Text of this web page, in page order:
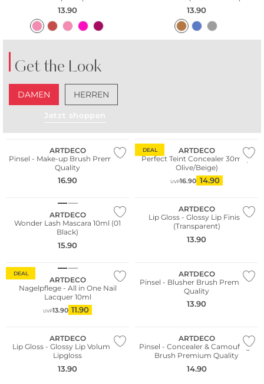
13.90 13.90
Get the Look
DAMEN HERREN
Jetzt shoppen
ARTDECO
Pinsel - Make-up Brush Premium
Quality
16.90
DEAL
ARTDECO
Perfect Teint Concealer 30ml (7
Olive/Beige)
UVP16.90 14.90
ARTDECO
Wonder Lash Mascara 10ml (01
Black)
15.90
ARTDECO
Lip Gloss - Glossy Lip Finish
(Transparent)
13.90
DEAL
ARTDECO
Nagelpflege - All in One Nail
Lacquer 10ml
UVP13.90 11.90
ARTDECO
Pinsel - Blusher Brush Premium
Quality
13.90
ARTDECO
Lip Gloss - Glossy Lip Volumizer
Lipgloss
13.90
ARTDECO
Pinsel - Concealer & Camouflage
Brush Premium Quality
14.90